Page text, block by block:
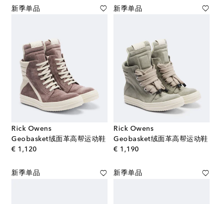
新季单品
Rick Owens
Geobasket绒面革高帮运动鞋
€ 1,120original price
新季单品
Rick Owens
Geobasket绒面革高帮运动鞋
€ 1,190original price
新季单品 新季单品